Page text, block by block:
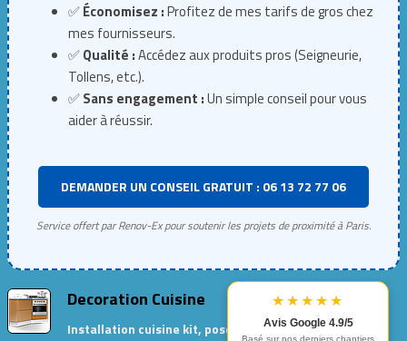
★★★★★
Avis Google 4.9/5
Basé sur nos derniers chantiers
✅Économisez :Profitez de mes tarifs de gros chez
mes fournisseurs.
✅Qualité :Accédez aux produits pros (Seigneurie,
Tollens, etc.).
✅Sans engagement :Un simple conseil pour vous
aider à réussir.
DEMANDER UN CONSEIL GRATUIT : 06 13 72 77 06
Service offert par Renov-Ex pour soutenir les projets de proximité à Paris.
Decoration Cuisine
Installation cuisine kit, pose de meubles de